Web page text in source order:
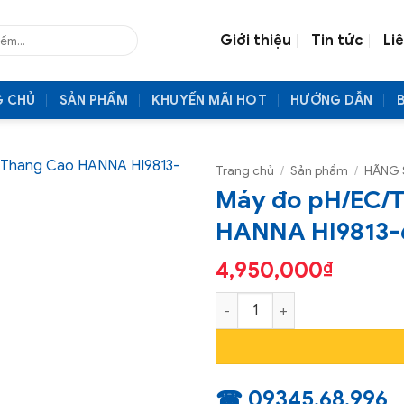
Giới thiệu Tin tức
CHỦ SẢN PHẨM KHUYẾN MÃI HOT HƯỚNG DẪN
Trang chủ / Sản phẩm / HÃNG
Máy đo pH/EC/
HANNA HI9813-
4,950,000₫
Máy đo pH/EC/TDS/Nhiệt độ